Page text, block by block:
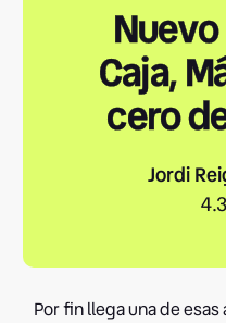
Caja,
cero
Jordi
Por fin llega una de